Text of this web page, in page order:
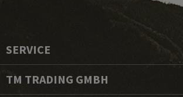
SERVICE
TM TRADING GMBH